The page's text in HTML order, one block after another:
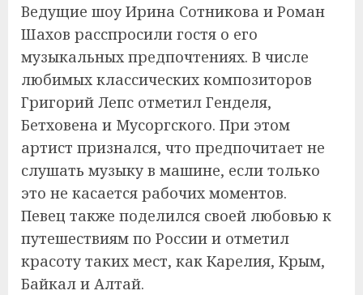
Ведущие шоу Ирина Сотникова и Роман
Шахов расспросили гостя о его
музыкальных предпочтениях. В числе
любимых классических композиторов
Григорий Лепс отметил Генделя,
Бетховена и Мусоргского. При этом
артист признался, что предпочитает не
слушать музыку в машине, если только
это не касается рабочих моментов.
Певец также поделился своей любовью к
путешествиям по России и отметил
красоту таких мест, как Карелия, Крым,
Байкал и Алтай.